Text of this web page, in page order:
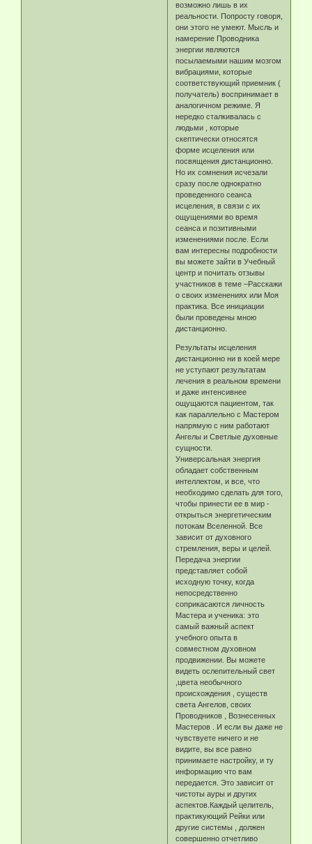
возможно лишь в их
реальности. Попросту говоря,
они этого не умеют. Мысль и
намерение Проводника
энергии являются
посылаемыми нашим мозгом
вибрациями, которые
соответствующий приемник (
получатель) воспринимает в
аналогичном режиме. Я
нередко сталкивалась с
людьми , которые
скептически относятся
форме исцеления или
посвящения дистанционно.
Но их сомнения исчезали
сразу после однократно
проведенного сеанса
исцеления, в связи с их
ощущениями во время
сеанса и позитивными
изменениями после. Если
вам интересны подробности
вы можете зайти в Учебный
центр и почитать отзывы
участников в теме –Расскажи
о своих изменениях или Моя
практика. Все инициации
были проведены мною
дистанционно.
Результаты исцеления
дистанционно ни в коей мере
не уступают результатам
лечения в реальном времени
и даже интенсивнее
ощущаются пациентом, так
как параллельно с Мастером
напрямую с ним работают
Ангелы и Светлые духовные
сущности.
Универсальная энергия
обладает собственным
интеллектом, и все, что
необходимо сделать для того,
чтобы принести ее в мир -
открыться энергетическим
потокам Вселенной. Все
зависит от духовного
стремления, веры и целей.
Передача энергии
представляет собой
исходную точку, когда
непосредственно
соприкасаются личность
Мастера и ученика: это
самый важный аспект
учебного опыта в
совместном духовном
продвижении. Вы можете
видеть ослепительный свет
,цвета необычного
происхождения , существ
света Ангелов, своих
Проводников , Вознесенных
Мастеров . И если вы даже не
чувствуете ничего и не
видите, вы все равно
принимаете настройку, и ту
информацию что вам
передается. Это зависит от
чистоты ауры и других
аспектов.Каждый целитель,
практикующий Рейки или
другие системы , должен
совершенно отчетливо